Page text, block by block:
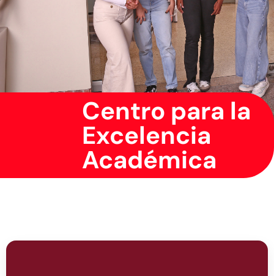
Centro para la
Excelencia
Académica